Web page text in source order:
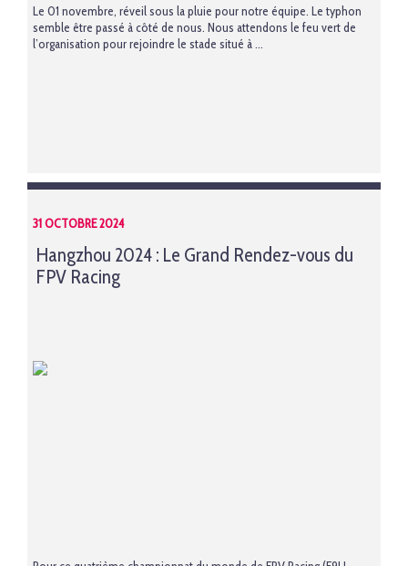
Le 01 novembre, réveil sous la pluie pour notre équipe. Le typhon
semble être passé à côté de nous. Nous attendons le feu vert de
l’organisation pour rejoindre le stade situé à ...
31 OCTOBRE 2024
Hangzhou 2024 : Le Grand Rendez-vous du
FPV Racing